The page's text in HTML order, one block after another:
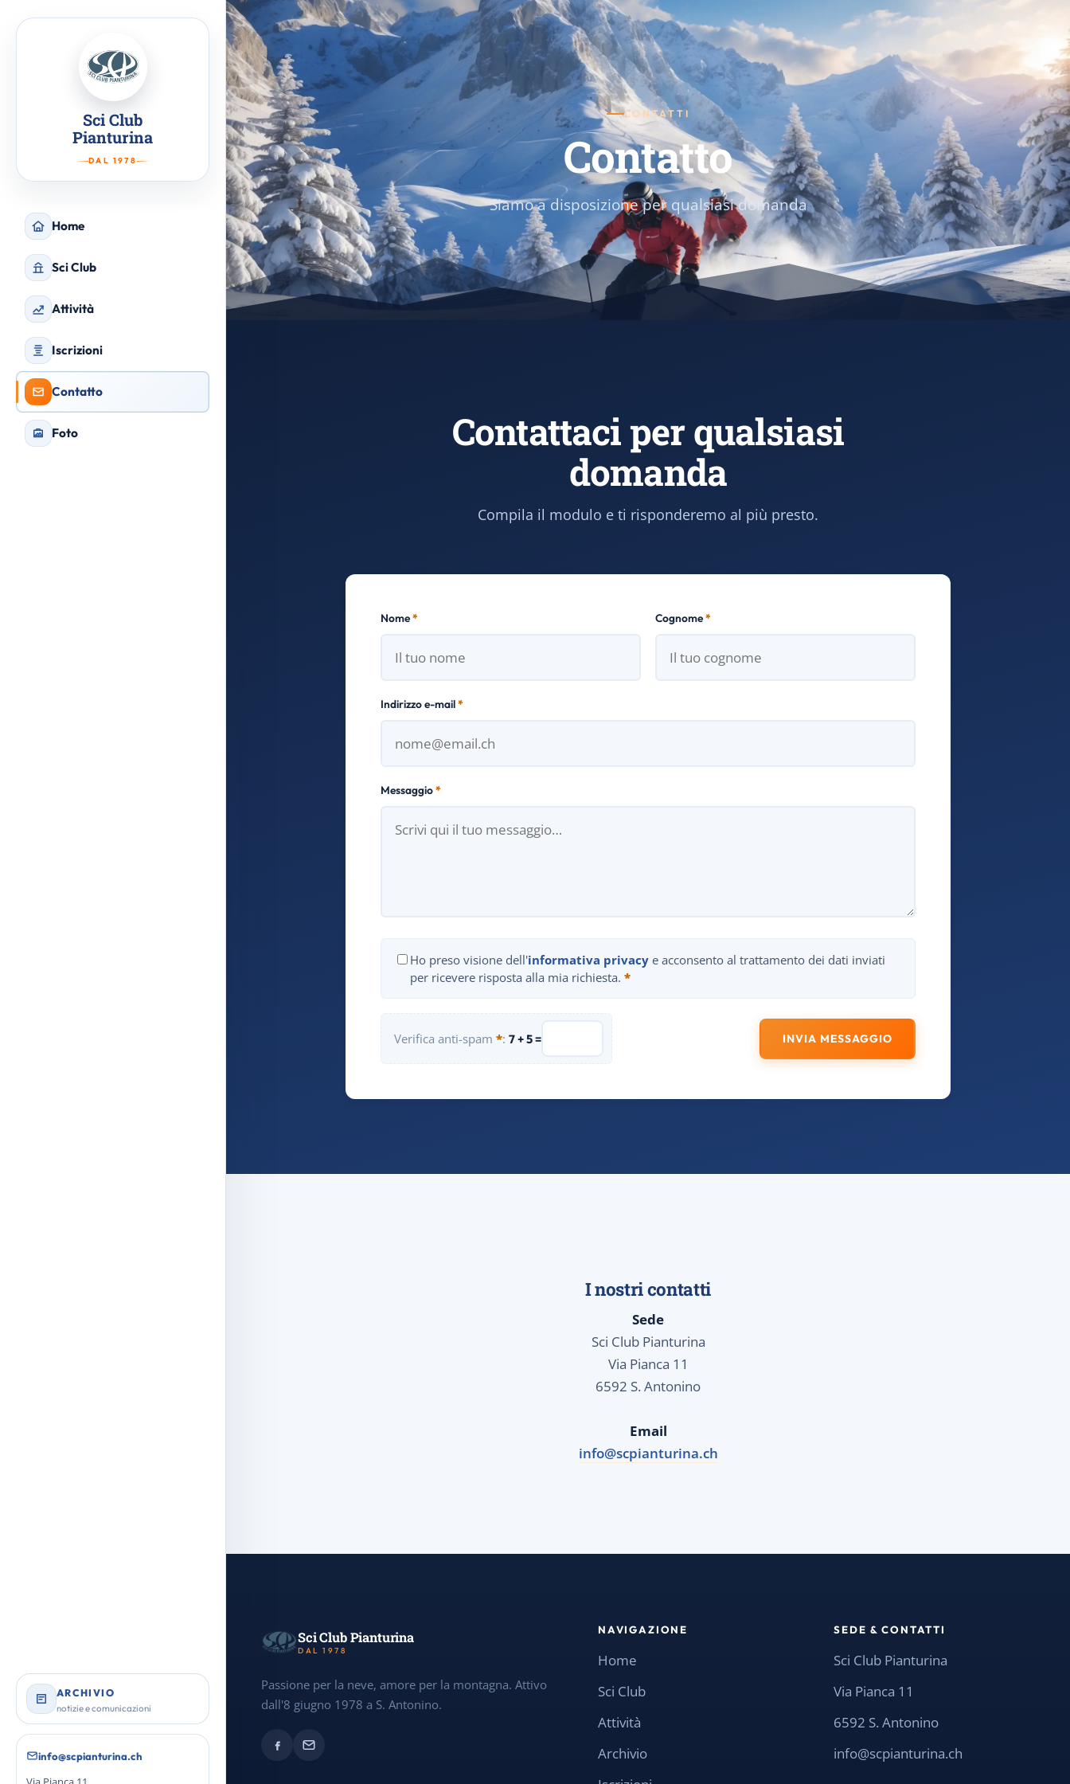
Sci Club
Pianturina
DAL 1978
Home
Sci Club
Attività
Iscrizioni
Contatto
Foto
ARCHIVIO
notizie e comunicazioni
info@scpianturina.ch
CONTATTI
Contatto
Siamo a disposizione per qualsiasi domanda
Contattaci per qualsiasi
domanda
Compila il modulo e ti risponderemo al più presto.
Nome* Cognome*
Indirizzo e-mail*
Messaggio*
Ho preso visione dell'informativa privacy e acconsento al trattamento dei dati inviati
per ricevere risposta alla mia richiesta. *
Verifica anti-spam *: 7 + 5 = INVIA MESSAGGIO
I nostri contatti
Sede
Sci Club Pianturina
Via Pianca 11
6592 S. Antonino
Email
info@scpianturina.ch
Sci Club Pianturina
DAL 1978
Passione per la neve, amore per la montagna. Attivo
dall'8 giugno 1978 a S. Antonino.
NAVIGAZIONE
Home
Sci Club
Attività
Archivio
SEDE & CONTATTI
Sci Club Pianturina
Via Pianca 11
6592 S. Antonino
info@scpianturina.ch